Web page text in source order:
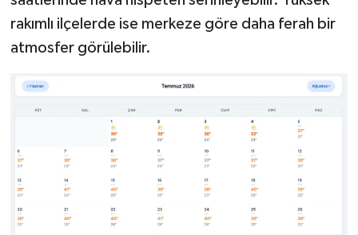
rakımlı ilçelerde ise merkeze göre daha ferah bir
atmosfer görülebilir.